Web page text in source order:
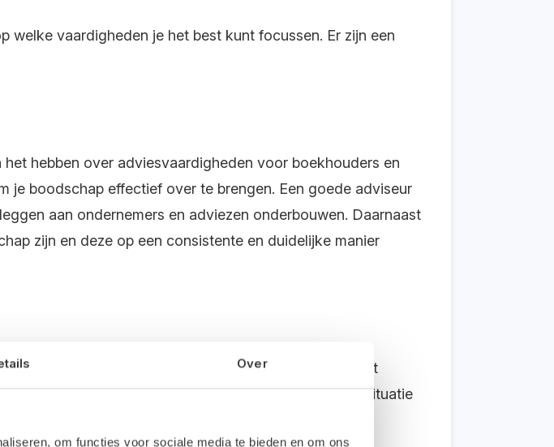
Over
om functies voor sociale media te bieden en om ons
welke vaardigheden je het best kunt focussen. Er zijn een
hebben over adviesvaardigheden voor boekhouders en
je boodschap effectief over te brengen. Een goede adviseur
aan ondernemers en adviezen onderbouwen. Daarnaast
zijn en deze op een consistente en duidelijke manier
je goed kunnen luisteren en begrijpen waar je klant
Door jezelf te verplaatsen in de ondernemer of zijn situatie